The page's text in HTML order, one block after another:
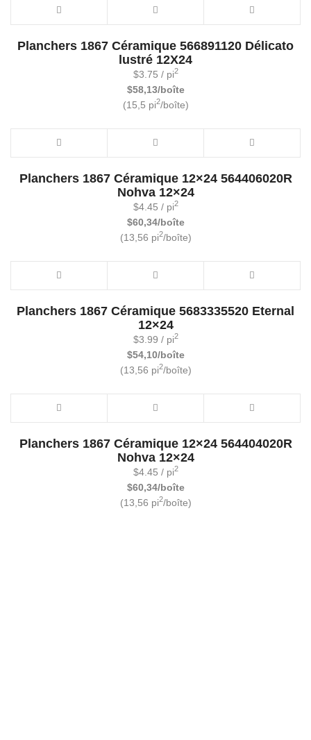
Planchers 1867 Céramique 566891120 Délicato
lustré 12X24
$3.75 / pi2
$58,13/boîte
(15,5 pi2/boîte)
Planchers 1867 Céramique 12×24 564406020R
Nohva 12×24
$4.45 / pi2
$60,34/boîte
(13,56 pi2/boîte)
Planchers 1867 Céramique 5683335520 Eternal
12×24
$3.99 / pi2
$54,10/boîte
(13,56 pi2/boîte)
Planchers 1867 Céramique 12×24 564404020R
Nohva 12×24
$4.45 / pi2
$60,34/boîte
(13,56 pi2/boîte)